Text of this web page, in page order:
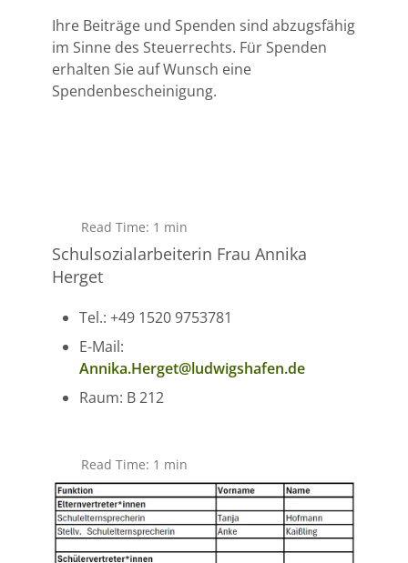
Ihre Beiträge und Spenden sind abzugsfähig
im Sinne des Steuerrechts. Für Spenden
erhalten Sie auf Wunsch eine
Spendenbescheinigung.
Read Time: 1 min
Schulsozialarbeiterin Frau Annika
Herget
Tel.: +49 1520 9753781
E-Mail:
Annika.Herget@ludwigshafen.de
Raum: B 212
Read Time: 1 min